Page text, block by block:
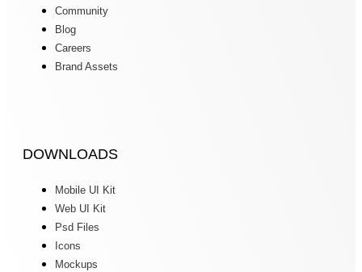
Community
Blog
Careers
Brand Assets
DOWNLOADS
Mobile UI Kit
Web UI Kit
Psd Files
Icons
Mockups